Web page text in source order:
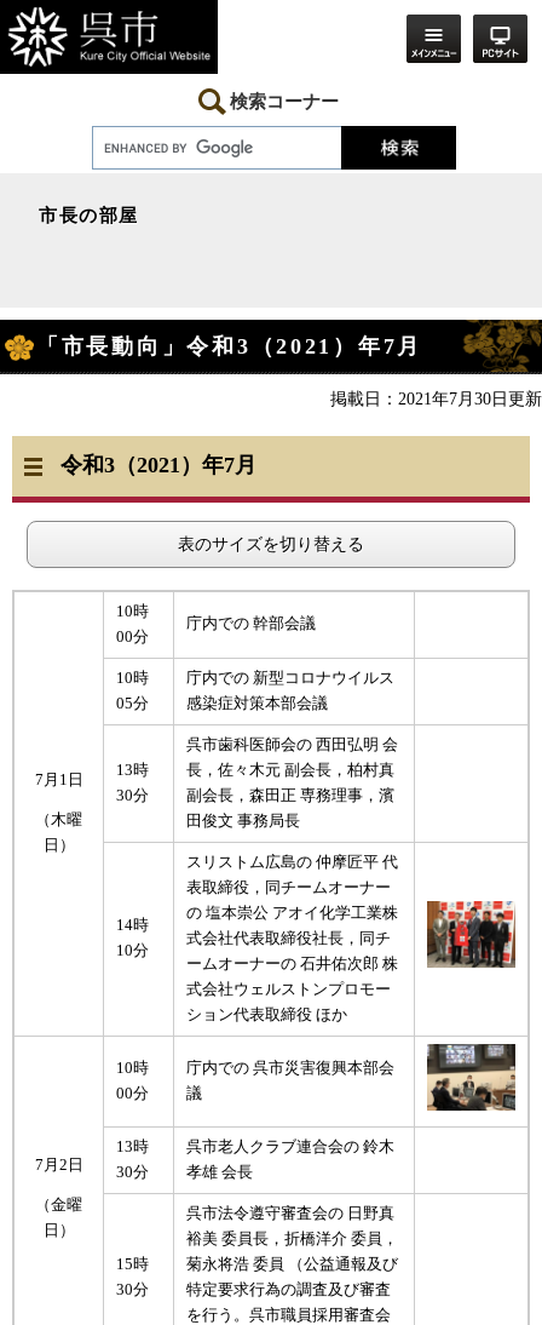
ー
ジ
の
ニ
ュ
ー
検索コーナー
市長の部屋
文
「市長動向」令和3（2021）年7月
掲載日：2021年7月30日更新
令和3（2021）年7月
表のサイズを切り替える
7月1日
（木曜
日）
10時
00分
庁内での 幹部会議
10時
05分
庁内での 新型コロナウイルス
感染症対策本部会議
13時
30分
呉市歯科医師会の 西田弘明 会
長，佐々木元 副会長，柏村真
副会長，森田正 専務理事，濱
田俊文 事務局長
14時
10分
スリストム広島の 仲摩匠平 代
表取締役，同チームオーナー
の 塩本崇公 アオイ化学工業株
式会社代表取締役社長，同チ
ームオーナーの 石井佑次郎 株
式会社ウェルストンプロモー
ション代表取締役 ほか
7月2日
（金曜
日）
10時
00分
庁内での 呉市災害復興本部会
議
13時
30分
呉市老人クラブ連合会の 鈴木
孝雄 会長
15時
30分
呉市法令遵守審査会の 日野真
裕美 委員長，折橋洋介 委員，
菊永将浩 委員 （公益通報及び
特定要求行為の調査及び審査
を行う。呉市職員採用審査会